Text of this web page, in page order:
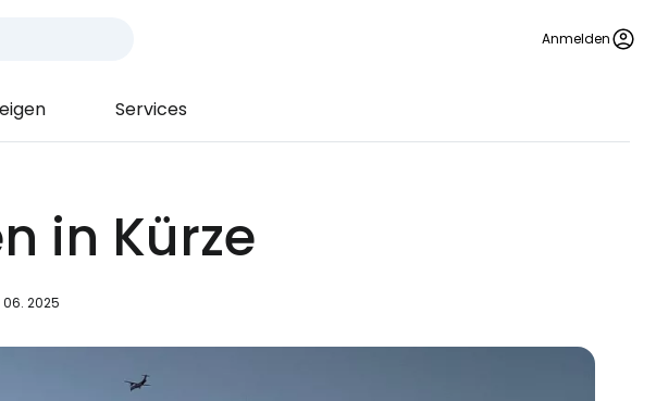
Anmelden
Services
in Kürze
2025